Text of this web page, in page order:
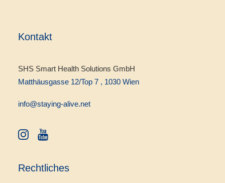
Kontakt
SHS Smart Health Solutions GmbH
Matthäusgasse 12/Top 7 , 1030 Wien
info@staying-alive.net
Rechtliches